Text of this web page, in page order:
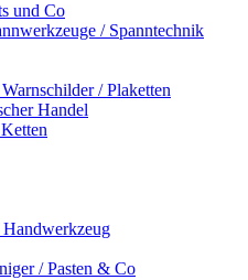
und Co
/ Spanntechnik
/ Plaketten
Handel
/ Pasten & Co